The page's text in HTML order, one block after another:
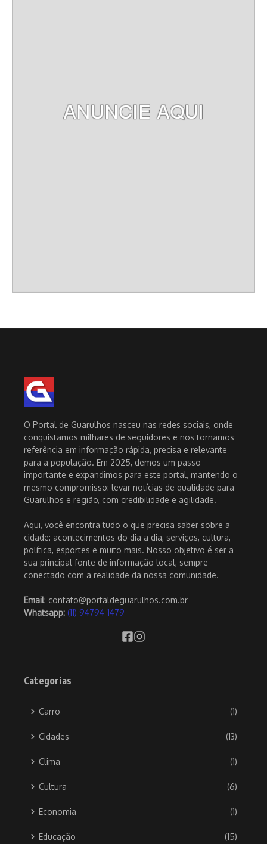
O Portal de Guarulhos nasceu nas redes sociais, onde
conquistamos milhares de seguidores e nos tornamos
referência em informação rápida, precisa e relevante
para a população. Em 2025, demos um passo
importante e expandimos para este portal, mantendo o
mesmo compromisso: levar notícias de qualidade para
Guarulhos e região, com credibilidade e agilidade.
Aqui, você encontra tudo o que precisa saber sobre a
cidade: acontecimentos do dia a dia, serviços, cultura,
política, esportes e muito mais. Nosso objetivo é ser a
sua principal fonte de informação local, sempre
conectado com a realidade da nossa comunidade.
Email: contato@portaldeguarulhos.com.br
Whatsapp: (11) 94794-1479
Categorias
Carro (1)
Cidades (13)
Clima (1)
Cultura (6)
Economia (1)
Educação (15)